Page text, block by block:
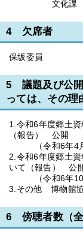
文化課（オ
4 欠席者
保坂委員
5 議題及び公開
っては、その理
1.令和6年度郷土
（報告） 公開
（令和6年4月1
2.令和6年度郷土
いて（報告） 公
（令和6年10月
3.その他 博物館
6 傍聴者数（全